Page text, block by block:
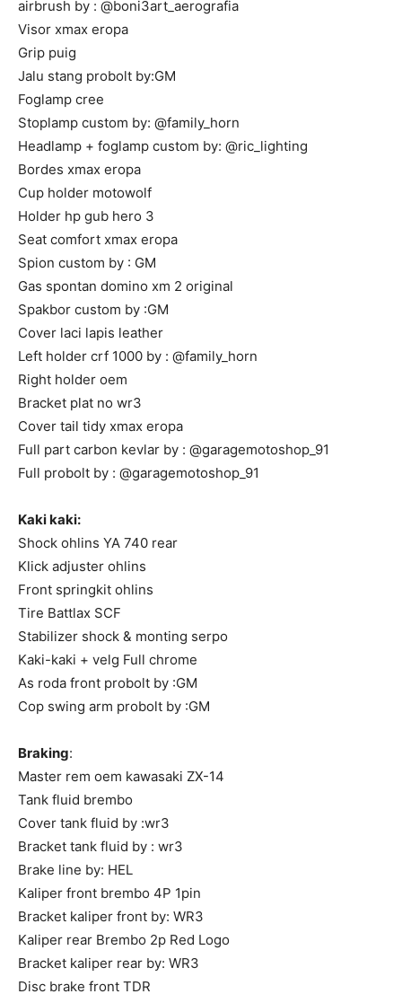
airbrush by : @boni3art_aerografia
Visor xmax eropa
Grip puig
Jalu stang probolt by:GM
Foglamp cree
Stoplamp custom by: @family_horn
Headlamp + foglamp custom by: @ric_lighting
Bordes xmax eropa
Cup holder motowolf
Holder hp gub hero 3
Seat comfort xmax eropa
Spion custom by : GM
Gas spontan domino xm 2 original
Spakbor custom by :GM
Cover laci lapis leather
Left holder crf 1000 by : @family_horn
Right holder oem
Bracket plat no wr3
Cover tail tidy xmax eropa
Full part carbon kevlar by : @garagemotoshop_91
Full probolt by : @garagemotoshop_91
Kaki kaki:
Shock ohlins YA 740 rear
Klick adjuster ohlins
Front springkit ohlins
Tire Battlax SCF
Stabilizer shock & monting serpo
Kaki-kaki + velg Full chrome
As roda front probolt by :GM
Cop swing arm probolt by :GM
Braking:
Master rem oem kawasaki ZX-14
Tank fluid brembo
Cover tank fluid by :wr3
Bracket tank fluid by : wr3
Brake line by: HEL
Kaliper front brembo 4P 1pin
Bracket kaliper front by: WR3
Kaliper rear Brembo 2p Red Logo
Bracket kaliper rear by: WR3
Disc brake front TDR